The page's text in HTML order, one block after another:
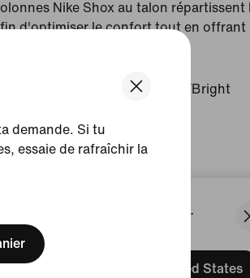
We think you are in United States.
Update your location?
United States
demande. Si tu
essaie de rafraîchir la
Nike Shox au talon répartissent
d'optimiser le confort tout en offrant
Noir/Noir/Bright
Article : HQ1988-001
(erreur)